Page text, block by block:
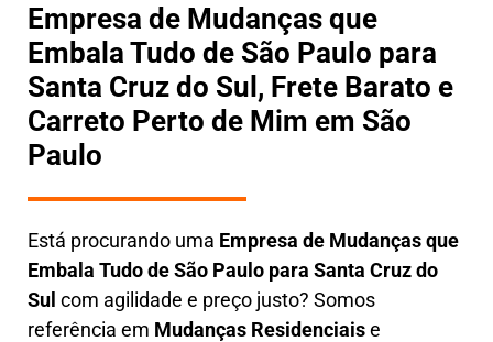
Empresa de Mudanças que
Embala Tudo de São Paulo para
Santa Cruz do Sul, Frete Barato e
Carreto Perto de Mim em São
Paulo
Está procurando uma Empresa de Mudanças que
Embala Tudode São Paulo para Santa Cruz do
Sul com agilidade e preço justo? Somos
referência em Mudanças Residenciaise